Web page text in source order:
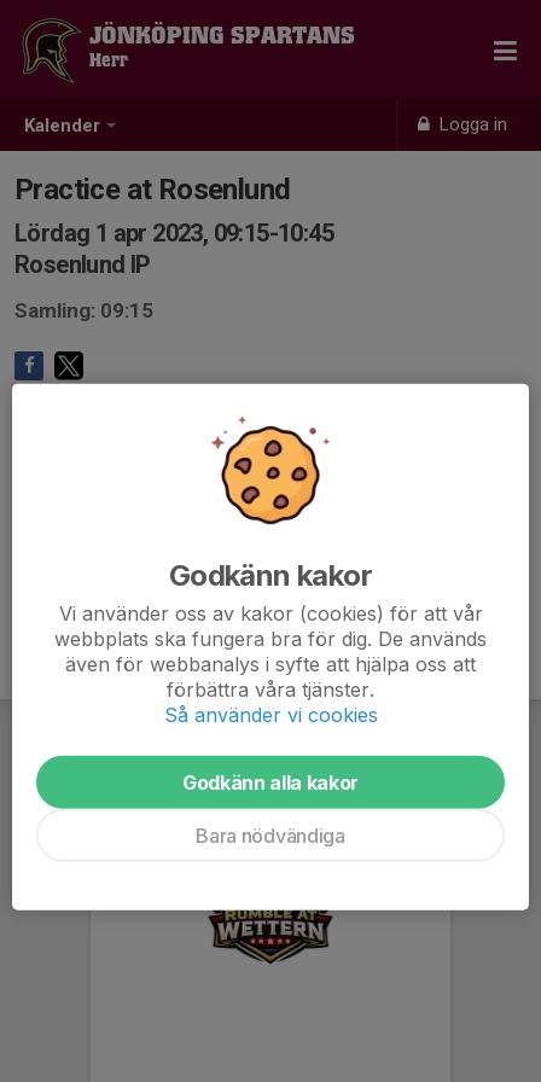
Kalender Logga in
JÖNKÖPING SPARTANS
Herr
Practice at Rosenlund
Lördag 1 apr 2023, 09:15-10:45
Rosenlund IP
Samling: 09:15
Godkänn kakor
Vi använder oss av kakor (cookies) för att vår
webbplats ska fungera bra för dig. De används
även för webbanalys i syfte att hjälpa oss att
förbättra våra tjänster.
Så använder vi cookies
Godkänn alla kakor
Bara nödvändiga